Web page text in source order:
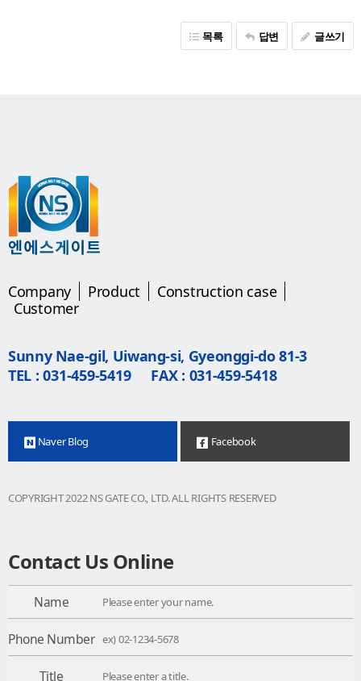
목록 답변 글쓰기
Company Product
Construction case
Customer
Sunny Nae-gil, Uiwang-si, Gyeonggi-do 81-3
TEL : 031-459-5419
FAX : 031-459-5418
Naver Blog Facebook
COPYRIGHT 2022 NS GATE CO., LTD. ALL RIGHTS RESERVED
Contact Us Online
Name
Phone Number
Title